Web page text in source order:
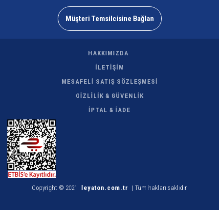
Müşteri Temsilcisine Bağlan
HAKKIMIZDA
İLETİŞİM
MESAFELİ SATIŞ SÖZLEŞMESİ
GİZLİLİK & GÜVENLİK
İPTAL & İADE
Copyright © 2021 leyaton.com.tr | Tüm hakları saklıdır.